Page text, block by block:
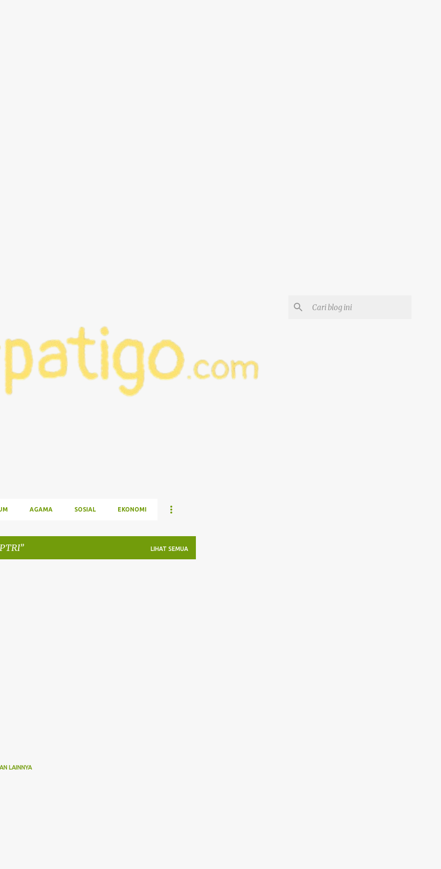
AGAMA SOSIAL EKONOMI
LIHAT SEMUA
LAINNYA